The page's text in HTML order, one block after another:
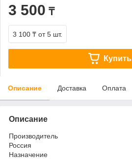
3 500 ₸
3 100 ₸ от 5 шт.
Купить
Описание Доставка Оплата
Описание
Производитель
Россия
Назначение